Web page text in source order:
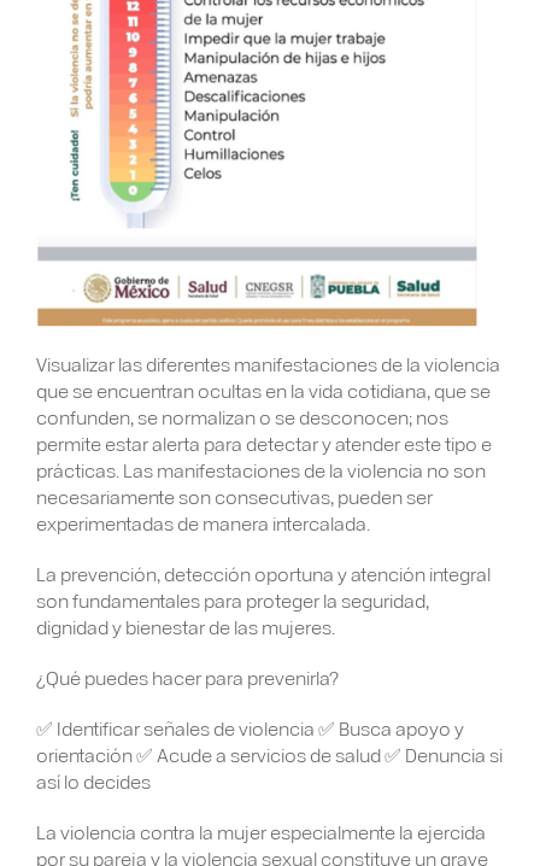
Visualizar las diferentes manifestaciones de la violencia
que se encuentran ocultas en la vida cotidiana, que se
confunden, se normalizan o se desconocen; nos
permite estar alerta para detectar y atender este tipo e
prácticas. Las manifestaciones de la violencia no son
necesariamente son consecutivas, pueden ser
experimentadas de manera intercalada.
La prevención, detección oportuna y atención integral
son fundamentales para proteger la seguridad,
dignidad y bienestar de las mujeres.
¿Qué puedes hacer para prevenirla?
✅ Identificar señales de violencia ✅ Busca apoyo y
orientación ✅ Acude a servicios de salud ✅ Denuncia si
así lo decides
La violencia contra la mujer especialmente la ejercida
por su pareja y la violencia sexual constituye un grave